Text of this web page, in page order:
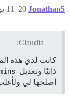
Jonathan5 11 يونيو 2023، 8:47ص 20
Claudia:
كانت لدي هذه
ذاتيًا وتعديل
أصلحها لي